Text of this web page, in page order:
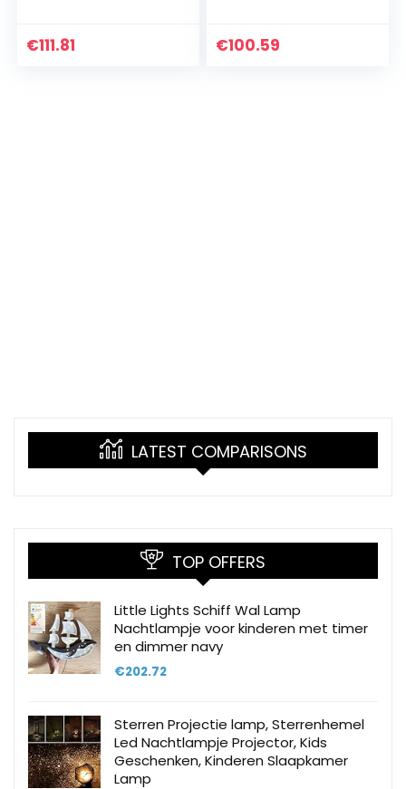
PC + siliconen 0.2W
€111.81
doe-het-
€100.59
LATEST COMPARISONS
TOP OFFERS
Little Lights Schiff Wal Lamp
Nachtlampje voor kinderen met timer
en dimmer navy
€202.72
Sterren Projectie lamp, Sterrenhemel
Led Nachtlampje Projector, Kids
Geschenken, Kinderen Slaapkamer
Lamp